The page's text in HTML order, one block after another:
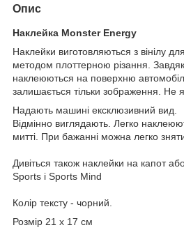
Опис
Наклейка Monster Energy
Наклейки виготовляються з вінілу
методом плоттерною різання.
наклеюються на поверхню
залишається тільки зображення. Не
Надають машині ексклюзивний вид.
Відмінно виглядають. Легко
митті. При бажанні можна легко зняти
Дивіться також наклейки на капот
Sports і Sports Mind
Колір тексту - чорний.
Розмір 21 х 17 см